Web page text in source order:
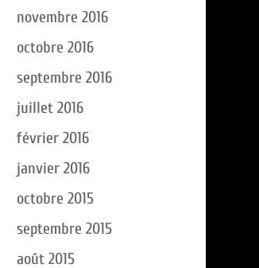
novembre 2016
octobre 2016
septembre 2016
juillet 2016
février 2016
janvier 2016
octobre 2015
septembre 2015
août 2015